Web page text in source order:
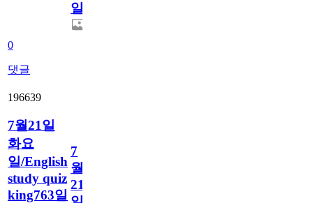
0
댓글
일
196639
7월21일
화요
일/English
study quiz
king763일
7
월
21